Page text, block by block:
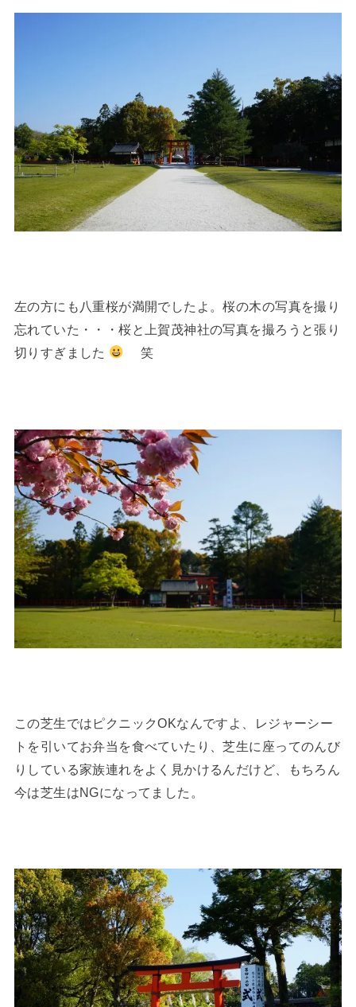
左の方にも八重桜が満開でしたよ。桜の木の写真を撮り
忘れていた・・・桜と上賀茂神社の写真を撮ろうと張り
切りすぎました
笑
この芝生ではピクニックOKなんですよ、レジャーシー
トを引いてお弁当を食べていたり、芝生に座ってのんび
りしている家族連れをよく見かけるんだけど、もちろん
今は芝生はNGになってました。